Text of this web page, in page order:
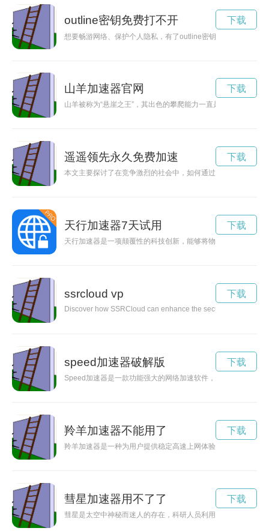
outline密钥免费打不开
想要畅游网络、保护个人隐私，有了outline密钥就可以轻松实
下载
山羊加速器官网
山羊被称为“悬崖之王”，其出色的攀爬能力一直是人们瞩目的
下载
遥遥领先永久免费加速
本文主要探讨了在竞争激烈的社会中，如何通过不断的学习、
下载
天行加速器7天试用
天行加速器是一项颠覆性的科技创新，能够将物体的速度提升
下载
ssrcloud vp
Discover how SSRCloud can enhance the security and
下载
speed加速器破解版
Speed加速器是一款功能强大的网络加速软件，能够优化网络
下载
羚羊加速器不能用了
羚羊加速器是一种为用户提供稳定高速上网体验的工具。通过
下载
彗星加速器用不了了
彗星是太空中神秘而迷人的存在，科研人员利用彗星加速器来
下载